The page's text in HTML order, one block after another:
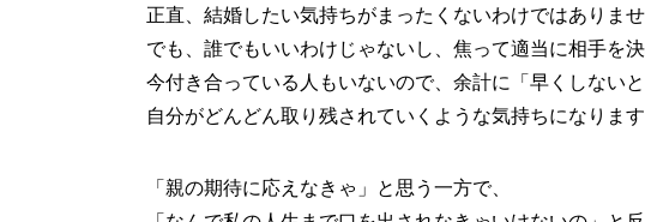
正直、結婚したい気持ちがまったくないわけではありませ
でも、誰でもいいわけじゃないし、焦って適当に相手を
今付き合っている人もいないので、余計に「早くしない
自分がどんどん取り残されていくような気持ちになります
「親の期待に応えなきゃ」と思う一方で、